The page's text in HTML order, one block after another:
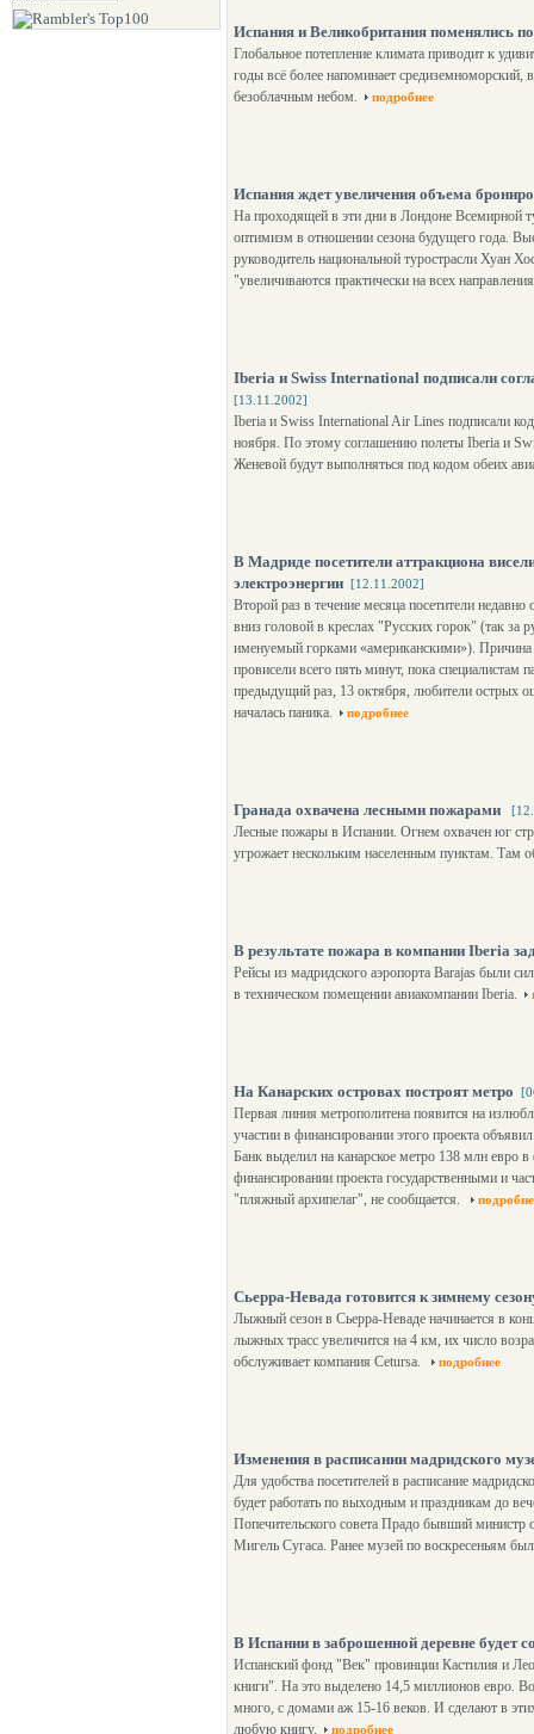
Испания и Великобритания поменялись
Глобальное потепление климата приводит к
годы всё более напоминает средиземноморский,
безоблачным небом.
подробнее
Испания ждет увеличения объема
На проходящей в эти дни в Лондоне Всемирной
оптимизм в отношении сезона будущего года.
руководитель национальной турострасли Хуан
"увеличиваются практически на всех
Iberia и Swiss International подписали
[13.11.2002]
Iberia и Swiss International Air Lines подписали
ноября. По этому соглашению полеты Iberia и
Женевой будут выполняться под кодом обеих
В Мадриде посетители аттракциона
электроэнергии [12.11.2002]
Второй раз в течение месяца посетители
вниз головой в креслах "Русских горок" (так за
именуемый горками «американскими»). Причина
провисели всего пять минут, пока специалистам
предыдущий раз, 13 октября, любители острых
началась паника.
подробнее
Гранада охвачена лесными пожарами
Лесные пожары в Испании. Огнем охвачен юг
угрожает нескольким населенным пунктам. Там
В результате пожара в компании Iberia
Рейсы из мадридского аэропорта Barajas были
в техническом помещении авиакомпании Iberia.
На Канарских островах построят метро
Первая линия метрополитена появится на
участии в финансировании этого проекта
Банк выделил на канарское метро 138 млн евро
финансировании проекта государственными и
"пляжный архипелаг", не сообщается.
Сьерра-Невада готовится к зимнему
Лыжный сезон в Сьерра-Неваде начинается в
лыжных трасс увеличится на 4 км, их число
обслуживает компания Cetursa.
подробнее
Изменения в расписании мадридского
Для удобства посетителей в расписание
будет работать по выходным и праздникам до
Попечительского совета Прадо бывший
Мигель Сугаса. Ранее музей по воскресеньям
В Испании в заброшенной деревне будет
Испанский фонд "Век" провинции Кастилия и
книги". На это выделено 14,5 миллионов евро.
много, с домами аж 15-16 веков. И сделают в
любую книгу.
подробнее